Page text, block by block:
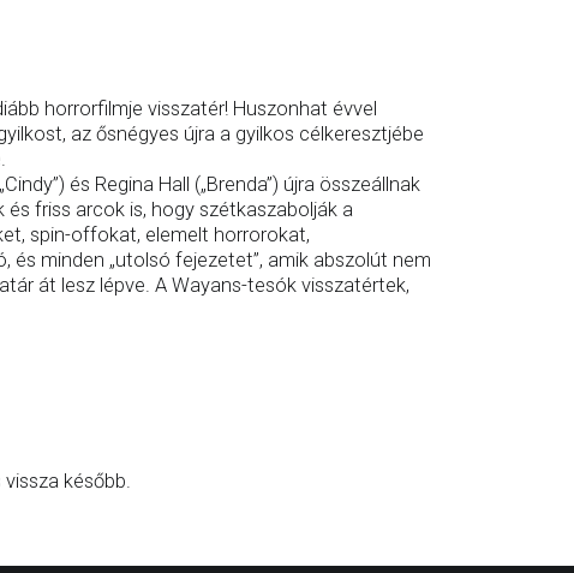
horrorfilmje visszatér! Huszonhat évvel
az ősnégyes újra a gyilkos célkeresztjébe
és Regina Hall („Brenda”) újra összeállnak
friss arcok is, hogy szétkaszabolják a
spin-offokat, elemelt horrorokat,
és minden „utolsó fejezetet”, amik abszolút nem
át lesz lépve. A Wayans-tesók visszatértek,
később.